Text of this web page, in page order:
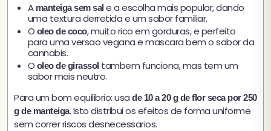
A manteiga sem sal e a escolha mais popular, dando
uma textura derretida e um sabor familiar.
O oleo de coco, muito rico em gorduras, e perfeito
para uma versao vegana e mascara bem o sabor da
cannabis.
O oleo de girassol tambem funciona, mas tem um
sabor mais neutro.
Para um bom equilibrio: usa de 10 a 20 g de flor seca por 250
g de manteiga. Isto distribui os efeitos de forma uniforme
sem correr riscos desnecessarios.